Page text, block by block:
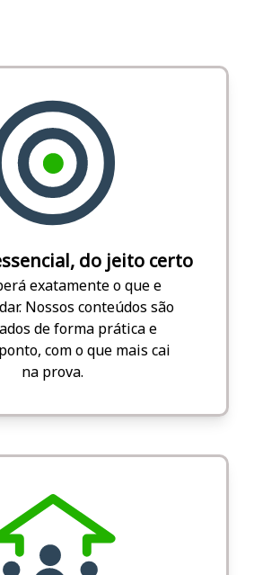
do jeito certo
exatamente o que e
Nossos conteúdos são
de forma prática e
com o que mais cai
na prova.